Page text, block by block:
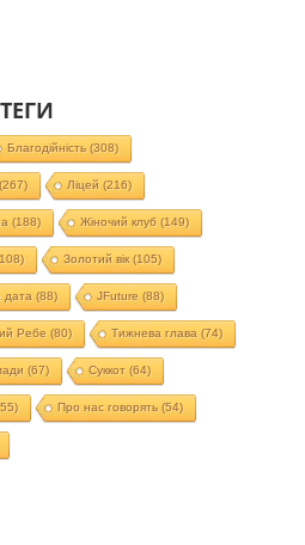
ТЕГИ
Благодійність (308)
(267) Ліцей (216)
(188) Жіночий клуб (149)
Золотий вік(105)
дата (88) JFuture (88)
Ребе (80) Тижнева глава (74)
(67) Суккот (64)
Про нас говорять (54)